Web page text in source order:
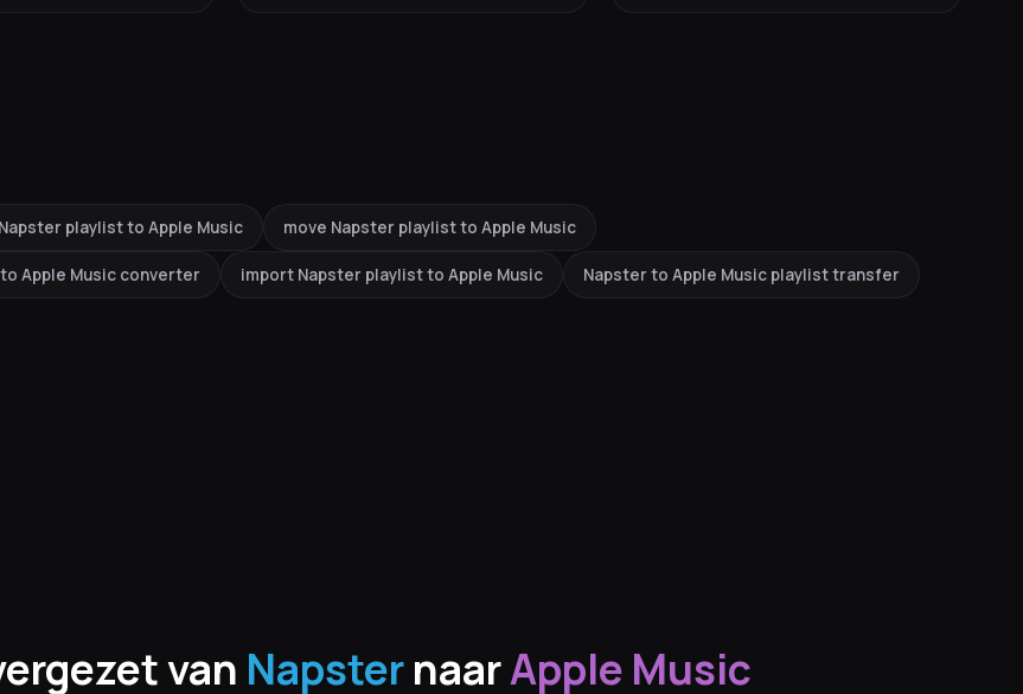
playlist to Apple Music move Napster playlist to Apple Music
Apple Music converter import Napster playlist to Apple Music Napster to Apple Music playlist transfer
van NapsternaarApple Music